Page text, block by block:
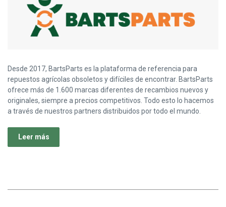
Desde 2017, BartsParts es la plataforma de referencia para
repuestos agrícolas obsoletos y difíciles de encontrar. BartsParts
ofrece más de 1.600 marcas diferentes de recambios nuevos y
originales, siempre a precios competitivos. Todo esto lo hacemos
a través de nuestros partners distribuidos por todo el mundo.
Leer más